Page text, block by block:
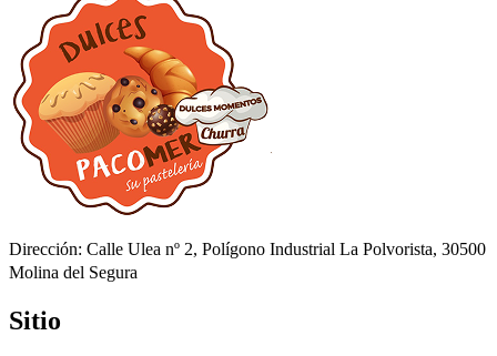
Dirección: Calle Ulea nº 2, Polígono Industrial La Polvorista, 30500
Molina del Segura
Sitio